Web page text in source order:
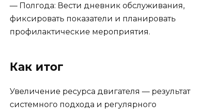
— Полгода: Вести дневник обслуживания,
фиксировать показатели и планировать
профилактические мероприятия.
Как итог
Увеличение ресурса двигателя — результат
системного подхода и регулярного